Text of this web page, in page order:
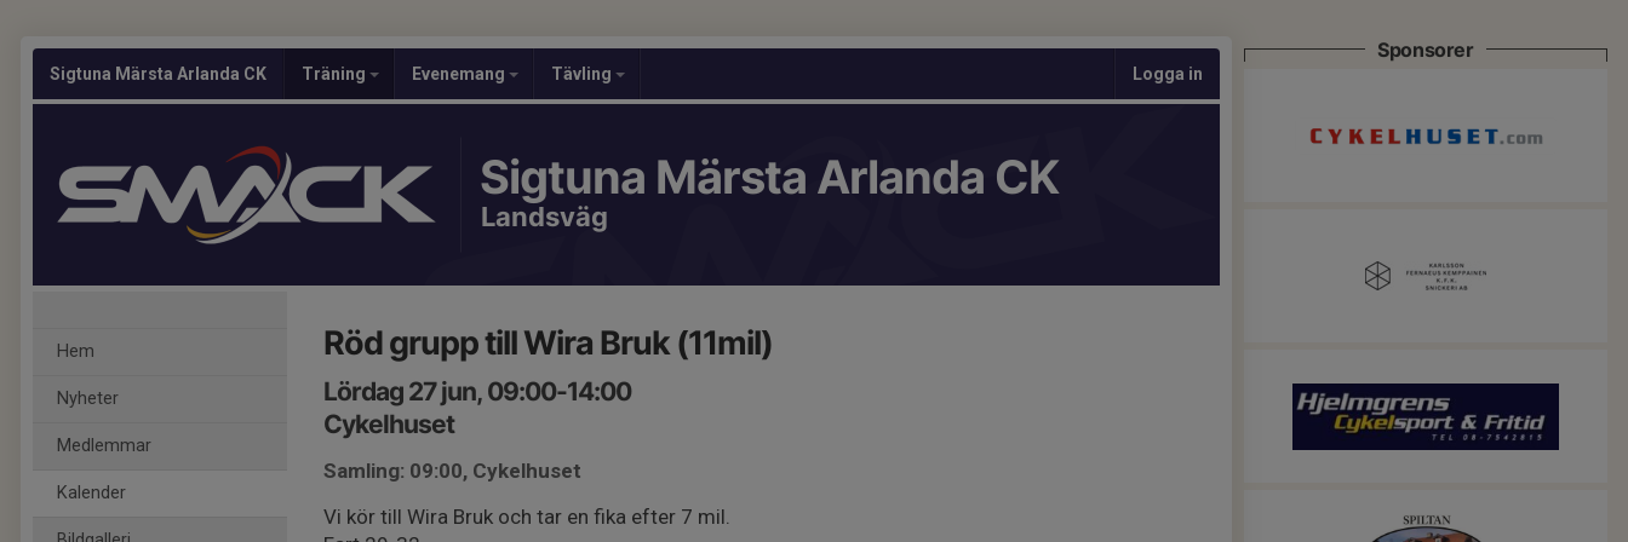
Sigtuna Märsta Arlanda CK Träning Evenemang Tävling Logga in
Sigtuna Märsta Arlanda CK
Landsväg
Hem
Nyheter
Medlemmar
Kalender
Röd grupp till Wira Bruk (11mil)
Lördag 27 jun, 09:00-14:00
Cykelhuset
Samling: 09:00, Cykelhuset
Vi kör till Wira Bruk och tar en fika efter 7 mil.
Sponsorer